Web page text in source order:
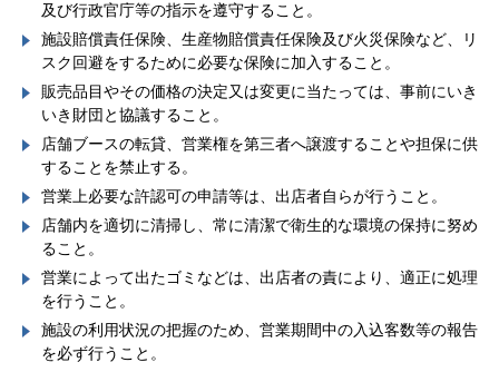
及び行政官庁等の指示を遵守すること。
施設賠償責任保険、生産物賠償責任保険及び火災保険など、リ
スク回避をするために必要な保険に加入すること。
販売品目やその価格の決定又は変更に当たっては、事前にいき
いき財団と協議すること。
店舗ブースの転貸、営業権を第三者へ譲渡することや担保に供
することを禁止する。
営業上必要な許認可の申請等は、出店者自らが行うこと。
店舗内を適切に清掃し、常に清潔で衛生的な環境の保持に努め
ること。
営業によって出たゴミなどは、出店者の責により、適正に処理
を行うこと。
施設の利用状況の把握のため、営業期間中の入込客数等の報告
を必ず行うこと。